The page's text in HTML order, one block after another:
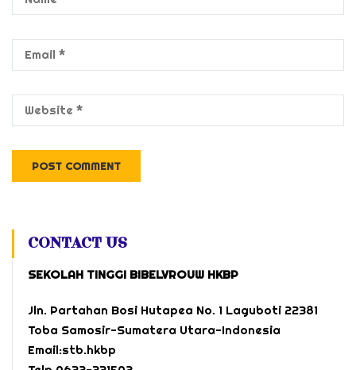
CONTACT US
SEKOLAH TINGGI BIBELVROUW HKBP
Jln. Partahan Bosi Hutapea No. 1 Laguboti 22381
Toba Samosir-Sumatera Utara-Indonesia
Email:stb.hkbp